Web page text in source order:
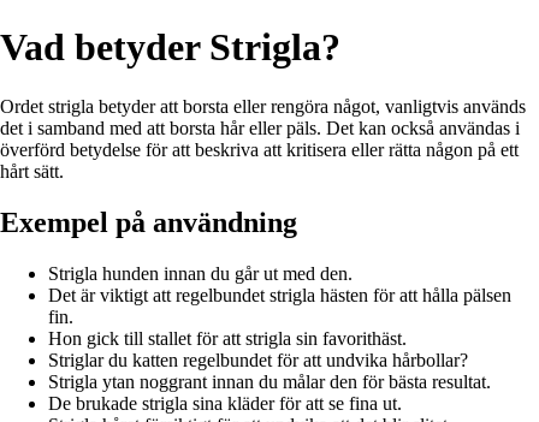
Vad betyder Strigla?
Ordet strigla betyder att borsta eller rengöra något, vanligtvis används
det i samband med att borsta hår eller päls. Det kan också användas i
överförd betydelse för att beskriva att kritisera eller rätta någon på ett
hårt sätt.
Exempel på användning
Strigla hunden innan du går ut med den.
Det är viktigt att regelbundet strigla hästen för att hålla pälsen
fin.
Hon gick till stallet för att strigla sin favorithäst.
Striglar du katten regelbundet för att undvika hårbollar?
Strigla ytan noggrant innan du målar den för bästa resultat.
De brukade strigla sina kläder för att se fina ut.